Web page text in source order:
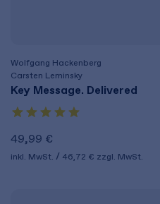
Wolfgang Hackenberg
Carsten Leminsky
Key Message. Delivered
49,99 €
inkl. MwSt. 46,72 € zzgl. MwSt.